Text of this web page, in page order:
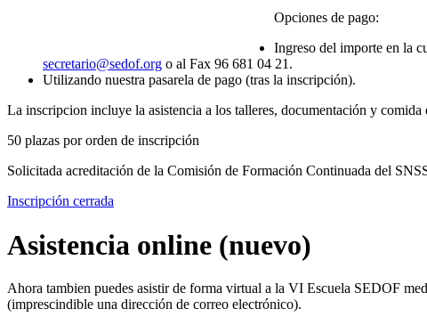
Opciones de pago:
Ingreso del importe en la
secretario@sedof.org o al Fax 96 681 04 21.
Utilizando nuestra pasarela de pago (tras la inscripción).
La inscripcion incluye la asistencia a los talleres, documentación y comida
50 plazas por orden de inscripción
Solicitada acreditación de la Comisión de Formación Continuada del
Inscripción cerrada
Asistencia online (nuevo)
Ahora tambien puedes asistir de forma virtual a la VI Escuela SEDOF
(imprescindible una dirección de correo electrónico).